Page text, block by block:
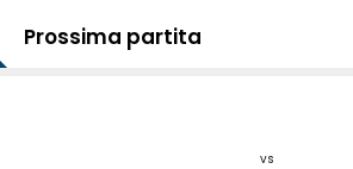
Prossima partita
vs